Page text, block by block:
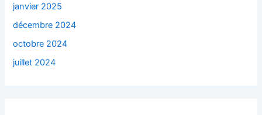
janvier 2025
décembre 2024
octobre 2024
juillet 2024